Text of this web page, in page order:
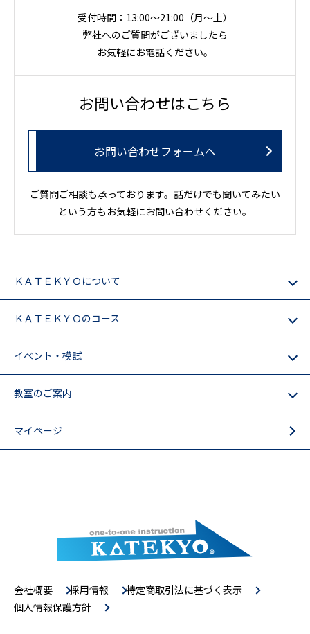
受付時間：13:00～21:00（月〜土）
弊社へのご質問がございましたら
お気軽にお電話ください。
お問い合わせはこちら
お問い合わせフォームへ
ご質問ご相談も承っております。話だけでも聞いてみたい
という方もお気軽にお問い合わせください。
ＫＡＴＥＫＹＯについて
ＫＡＴＥＫＹＯのコース
イベント・模試
教室のご案内
マイページ
会社概要 採用情報
特定商取引法に基づく表示
個人情報保護方針